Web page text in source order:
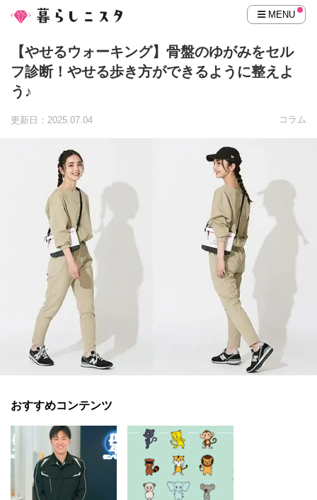
MENU
【やせるウォーキング】骨盤のゆがみをセル
フ診断！やせる歩き方ができるように整えよ
う♪
更新日：2025.07.04 コラム
おすすめコンテンツ